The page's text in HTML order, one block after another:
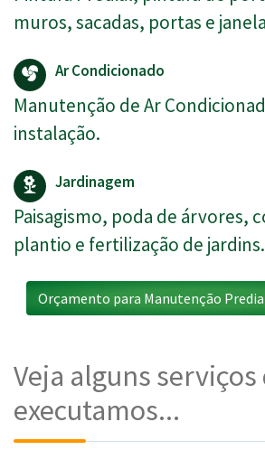
muros, sacadas, portas e
Ar Condicionado
Manutenção de Ar
instalação.
Jardinagem
Paisagismo, poda de árvores,
plantio e fertilização de jardins.
Orçamento para Manutenção
Veja alguns serviços
executamos...